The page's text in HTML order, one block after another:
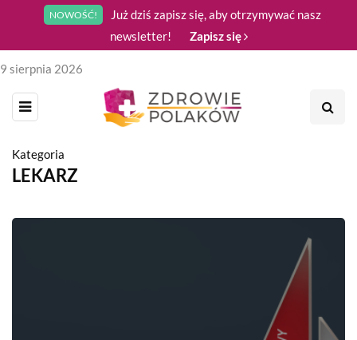
NOWOŚĆ!
Już dziś zapisz się, aby otrzymywać nasz
newsletter!
Zapisz się
9 sierpnia 2026
Kategoria
LEKARZ